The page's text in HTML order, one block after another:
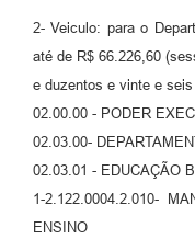
2- Veiculo: para o
até de R$ 66.226,60
e duzentos e vinte e
02.00.00 - PODER
02.03.00-
02.03.01 - EDUCAÇÃO
1-2.122.0004.2.010-
ENSINO